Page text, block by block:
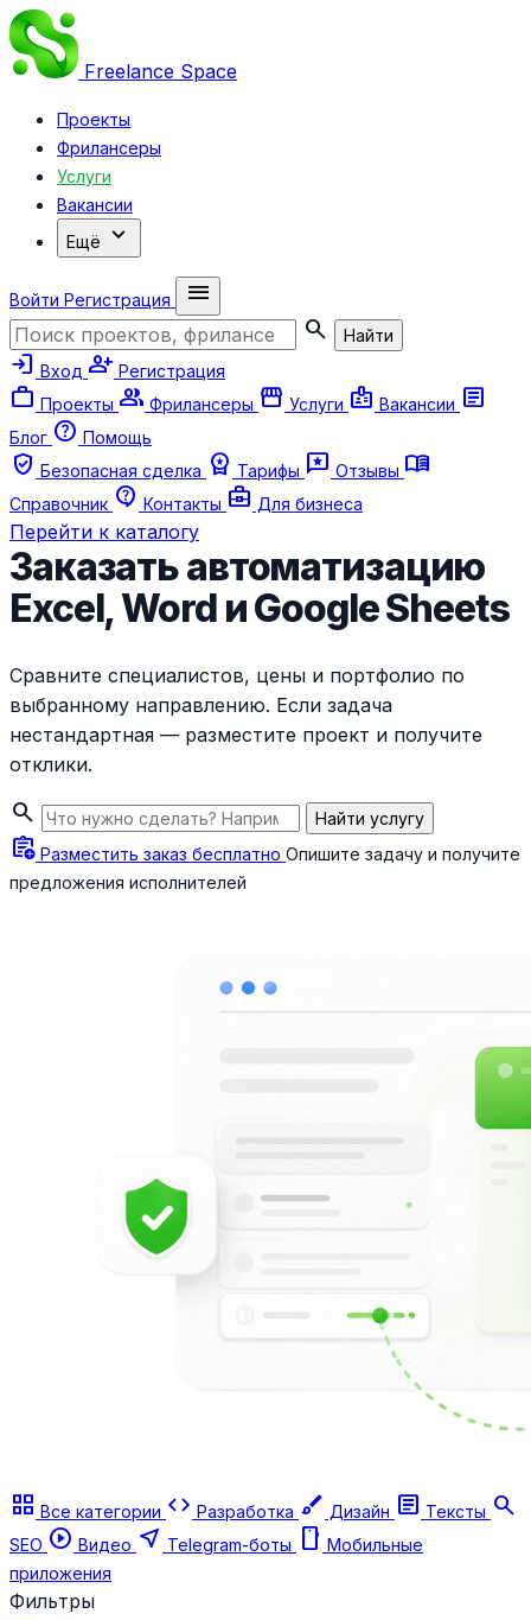
Freelance Space
Проекты
Фрилансеры
Услуги
Вакансии
Ещё expand_more
Войти Регистрация
menu
search
Найти
login Вход person_add Регистрация
work Проекты group Фрилансеры storefront Услуги badge Вакансии article
Блог help Помощь
verified_user Безопасная сделка workspace_premium Тарифы reviews Отзывы menu_book
Справочник contact_support Контакты business_center Для бизнеса
Перейти к каталогу
Заказать автоматизацию
Excel, Word и Google Sheets
Сравните специалистов, цены и портфолио по
выбранному направлению. Если задача
нестандартная — разместите проект и получите
отклики.
search Найти услугу
assignment_add Разместить заказ бесплатно Опишите задачу и получите
предложения исполнителей
grid_view Все категории code Разработка brush Дизайн article Тексты search
SEO play_circle Видео near_me Telegram-боты smartphone Мобильные
приложения
Фильтры